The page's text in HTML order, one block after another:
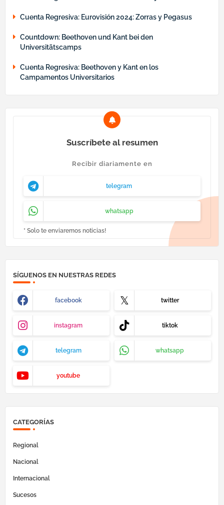
Cuenta Regresiva: Eurovisión 2024: Zorras y Pegasus
Countdown: Beethoven und Kant bei den
Universitätscamps
Cuenta Regresiva: Beethoven y Kant en los
Campamentos Universitarios
Suscríbete al resumen
Recibir diariamente en
telegram
whatsapp
* Solo te enviaremos noticias!
SÍGUENOS EN NUESTRAS REDES
facebook twitter
instagram tiktok
telegram whatsapp
youtube
CATEGORÍAS
Regional
Nacional
Internacional
Sucesos